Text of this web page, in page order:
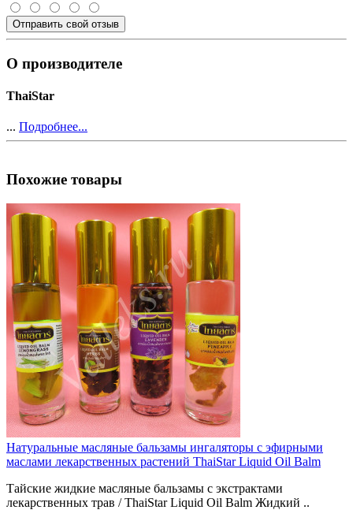
Отправить свой отзыв
О производителе
ThaiStar
... Подробнее...
Похожие товары
Натуральные масляные бальзамы ингаляторы с эфирными
маслами лекарственных растений ThaiStar Liquid Oil Balm
Тайские жидкие масляные бальзамы с экстрактами
лекарственных трав / ThaiStar Liquid Oil Balm Жидкий ..